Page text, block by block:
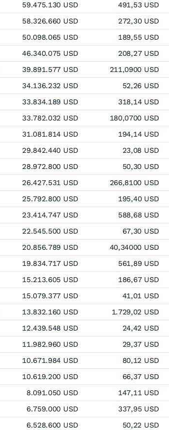
59.475.130 USD 491,53 USD
58.326.660 USD 272,30 USD
50.098.065 USD 189,55 USD
46.340.075 USD 208,27 USD
39.891.577 USD 211,0900 USD
34.136.232 USD 52,26 USD
33.834.189 USD 318,14 USD
33.782.032 USD 180,0700 USD
31.081.814 USD 194,14 USD
29.842.440 USD 23,08 USD
28.972.800 USD 50,30 USD
26.427.531 USD 266,8100 USD
25.792.800 USD 195,40 USD
23.414.747 USD 588,68 USD
22.545.500 USD 67,30 USD
20.856.789 USD 40,34000 USD
19.834.717 USD 561,89 USD
15.213.605 USD 186,67 USD
15.079.377 USD 41,01 USD
13.832.160 USD 1.729,02 USD
12.439.548 USD 24,42 USD
11.982.960 USD 29,37 USD
10.671.984 USD 80,12 USD
10.619.200 USD 66,37 USD
8.091.050 USD 147,11 USD
6.759.000 USD 337,95 USD
6.528.600 USD 50,22 USD